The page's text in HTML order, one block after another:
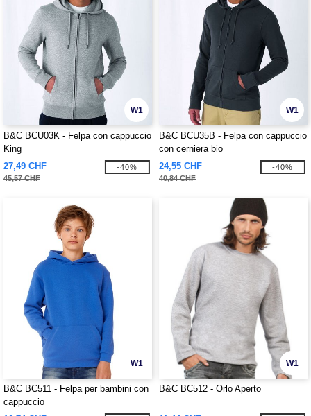
W1
B&C BCU03K - Felpa con cappuccio
King
27,49 CHF
45,57 CHF
-40%
W1
B&C BCU35B - Felpa con cappuccio
con cerniera bio
24,55 CHF
40,84 CHF
-40%
W1
B&C BC511 - Felpa per bambini con
cappuccio
W1
B&C BC512 - Orlo Aperto